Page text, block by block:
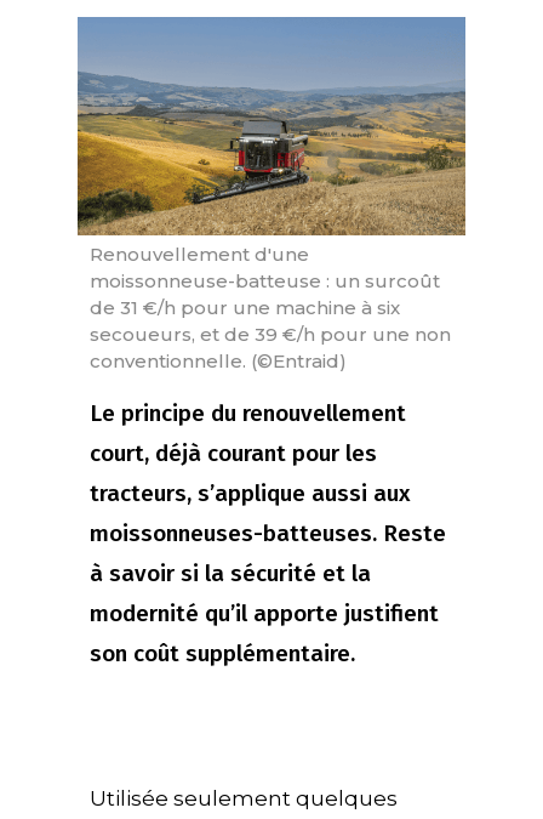
Renouvellement d'une
moissonneuse-batteuse : un surcoût
de 31 €/h pour une machine à six
secoueurs, et de 39 €/h pour une non
conventionnelle. (©Entraid)
Le principe du renouvellement
court, déjà courant pour les
tracteurs, s’applique aussi aux
moissonneuses-batteuses. Reste
à savoir si la sécurité et la
modernité qu’il apporte justifient
son coût supplémentaire.
Utilisée seulement quelques